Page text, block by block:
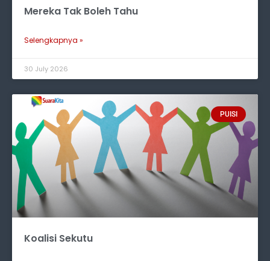
Mereka Tak Boleh Tahu
Selengkapnya »
30 July 2026
PUISI
Koalisi Sekutu